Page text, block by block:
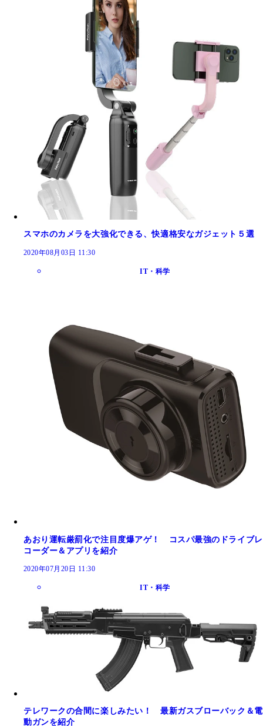
スマホのカメラを大強化できる、快適格安なガジェット５選
2020年08月03日 11:30
IT・科学
あおり運転厳罰化で注目度爆アゲ！ コスパ最強のドライブレ
コーダー＆アプリを紹介
2020年07月20日 11:30
IT・科学
テレワークの合間に楽しみたい！ 最新ガスブローバック＆電
動ガンを紹介